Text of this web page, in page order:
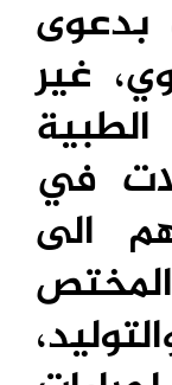
بدعوى
غير
في
الى